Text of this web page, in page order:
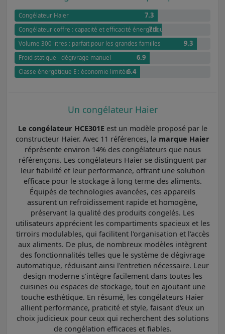
Congélateur Haier 7.3
Congélateur coffre : capacité et efficacité énergétique
7.5
Volume 300 litres : parfait pour les grandes familles 9.3
Froid statique - dégivrage manuel 6.9
Classe énergétique E : économie limitée6.4
Un congélateur Haier
Le congélateur HCE301E est un modèle proposé par le
constructeur Haier. Avec 11 références, la marque Haier
réprésente environ 14% des congélateurs que nous
référençons. Les congélateurs Haier se distinguent par
leur fiabilité et leur performance, offrant une solution
efficace pour le stockage à long terme des aliments.
Équipés de technologies avancées, ces appareils
assurent un refroidissement rapide et homogène,
préservant la qualité des produits congelés. Les
utilisateurs apprécient les compartiments spacieux et les
tirroirs modulables, qui facilitent l'organisation et l'accès
aux aliments. De plus, de nombreux modèles intègrent
des fonctionnalités telles que le système de dégivrage
automatique, réduisant ainsi l'entretien nécessaire. Leur
design moderne s'intègre facilement dans toutes les
cuisines ou espaces de stockage, tout en ajoutant une
touche esthétique. En résumé, les congélateurs Haier
allient performance, praticité et style, faisant d'eux un
choix judicieux pour ceux qui recherchent des solutions
de congélation efficaces et fiables.